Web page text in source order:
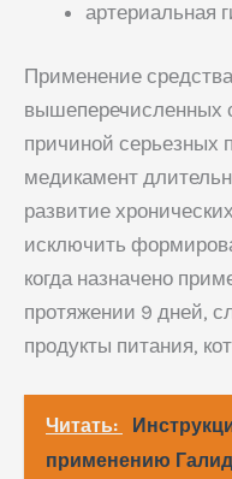
артериальная
Применение
вышеперечисленных
причиной серьезных
медикамент
развитие
исключить
когда назначено
протяжении 9 дней,
продукты питания,
Читать:
применению